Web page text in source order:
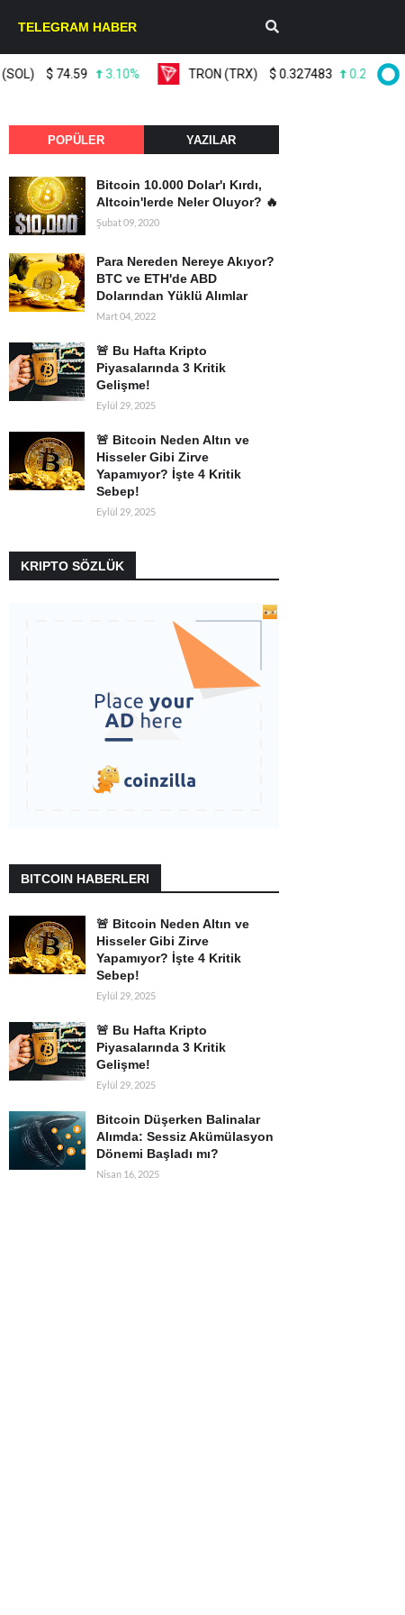
TELEGRAM HABER
$74.59 3.10% TRON (TRX) $0.327483 0.20%
POPÜLER YAZILAR
Bitcoin 10.000 Dolar'ı Kırdı,
Altcoin'lerde Neler Oluyor? 🔥
Şubat 09, 2020
Para Nereden Nereye Akıyor?
BTC ve ETH'de ABD
Dolarından Yüklü Alımlar
Mart 04, 2022
🚨 Bu Hafta Kripto
Piyasalarında 3 Kritik
Gelişme!
Eylül 29, 2025
🚨 Bitcoin Neden Altın ve
Hisseler Gibi Zirve
Yapamıyor? İşte 4 Kritik
Sebep!
Eylül 29, 2025
KRIPTO SÖZLÜK
BITCOIN HABERLERI
🚨 Bitcoin Neden Altın ve
Hisseler Gibi Zirve
Yapamıyor? İşte 4 Kritik
Sebep!
Eylül 29, 2025
🚨 Bu Hafta Kripto
Piyasalarında 3 Kritik
Gelişme!
Eylül 29, 2025
Bitcoin Düşerken Balinalar
Alımda: Sessiz Akümülasyon
Dönemi Başladı mı?
Nisan 16, 2025